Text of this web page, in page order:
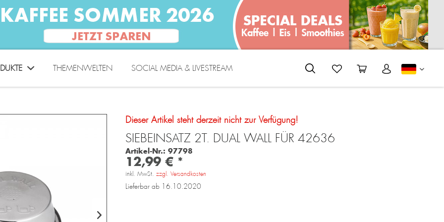
THEMENWELTEN SOCIAL MEDIA & LIVESTREAM
Dieser Artikel steht derzeit nicht zur Verfügung!
SIEBEINSATZ 2T. DUAL WALL FÜR 42636
Artikel-Nr.: 97798
12,99 € *
inkl. MwSt. zzgl. Versandkosten
Lieferbar ab 16.10.2020